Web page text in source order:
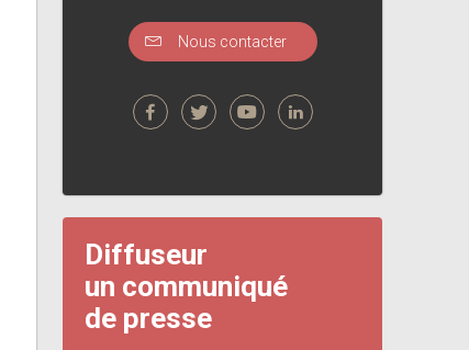
Nous contacter
Diffuseur
un communiqué
de presse